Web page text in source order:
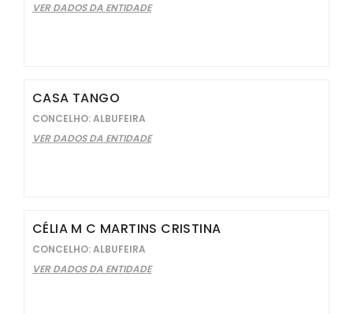
VER DADOS DA ENTIDADE
CASA TANGO
CONCELHO: ALBUFEIRA
VER DADOS DA ENTIDADE
CÉLIA M C MARTINS CRISTINA
CONCELHO: ALBUFEIRA
VER DADOS DA ENTIDADE